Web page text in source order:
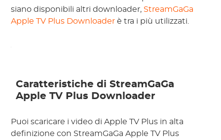
siano disponibili altri downloader, StreamGaGa
Apple TV Plus Downloader è tra i più utilizzati.
Caratteristiche di StreamGaGa
Apple TV Plus Downloader
Puoi scaricare i video di Apple TV Plus in alta
definizione con StreamGaGa Apple TV Plus